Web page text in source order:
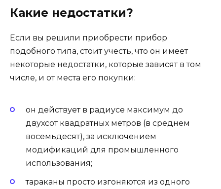
Какие недостатки?
Если вы решили приобрести прибор
подобного типа, стоит учесть, что он имеет
некоторые недостатки, которые зависят в том
числе, и от места его покупки:
он действует в радиусе максимум до
двухсот квадратных метров (в среднем
восемьдесят), за исключением
модификаций для промышленного
использования;
тараканы просто изгоняются из одного